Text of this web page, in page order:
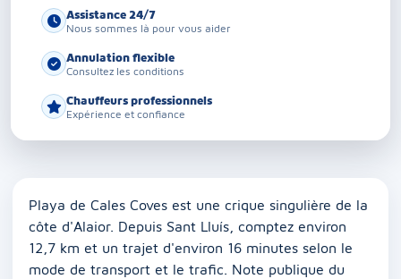
Assistance 24/7
Nous sommes là pour vous aider
Annulation flexible
Consultez les conditions
Chauffeurs professionnels
Expérience et confiance
Playa de Cales Coves est une crique singulière de la
côte d'Alaior. Depuis Sant Lluís, comptez environ
12,7 km et un trajet d'environ 16 minutes selon le
mode de transport et le trafic. Note publique du